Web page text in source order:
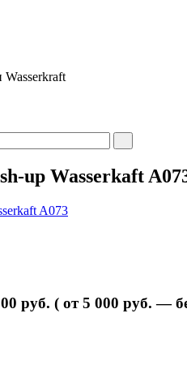
up Wasserkaft
руб. ( от 5 000 руб. —